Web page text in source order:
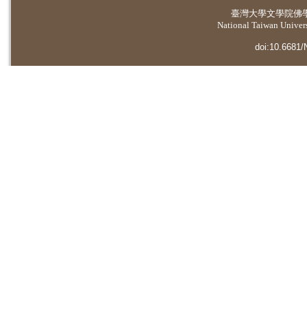
臺灣大學文學院佛
National Taiwan
doi:10.6681/